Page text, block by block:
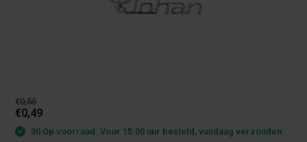
€0,55
€0,49
30 Op voorraad: Voor 15:00 uur besteld, vandaag verzonden